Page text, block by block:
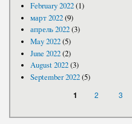
February 2022(1)
март 2022(9)
апрель 2022(3)
May 2022(5)
June 2022(2)
August 2022(3)
September 2022(5)
1 2 3